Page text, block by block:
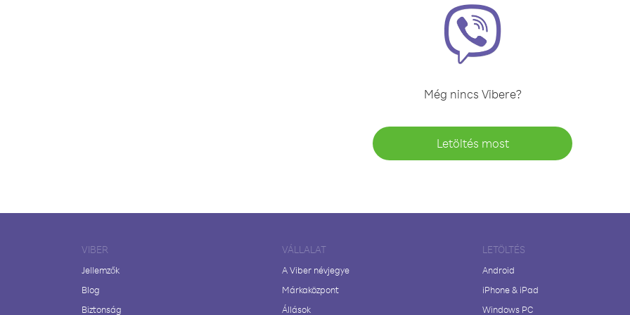
Még nincs Vibere?
Letöltés most
VIBER
Jellemzők
Blog
Biztonság
VÁLLALAT
A Viber névjegye
Márkaközpont
Állások
LETÖLTÉS
Android
iPhone & iPad
Windows PC